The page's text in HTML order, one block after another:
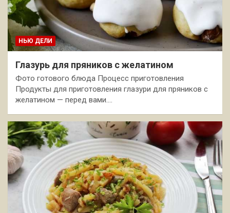
НЬЮ ДЕЛИ
Глазурь для пряников с желатином
Фото готового блюда Процесс приготовления
Продукты для приготовления глазури для пряников с
желатином — перед вами.…